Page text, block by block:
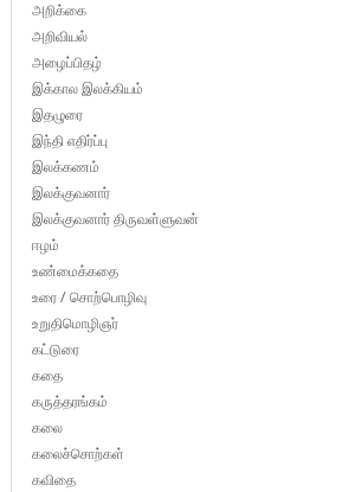
அறிக்கை
அறிவியல்
அழைப்பிதழ்
இக்கால இலக்கியம்
இதழுரை
இந்தி எதிர்ப்பு
இலக்கணம்
இலக்குவனார்
இலக்குவனார் திருவள்ளுவன்
ஈழம்
உண்மைக்கதை
உரை / சொற்பொழிவு
உறுதிமொழிஞர்
கட்டுரை
கதை
கருத்தரங்கம்
கலை
கலைச்சொற்கள்
கவிதை